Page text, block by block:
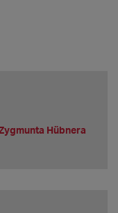
Hübnera